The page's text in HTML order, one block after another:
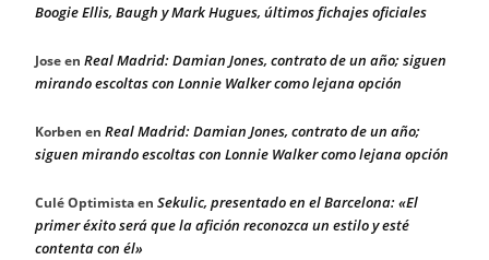
Boogie Ellis, Baugh y Mark Hugues, últimos fichajes oficiales
Joseen Real Madrid: Damian Jones, contrato de un año; siguen
mirando escoltas con Lonnie Walker como lejana opción
Korben en Real Madrid: Damian Jones, contrato de un año;
siguen mirando escoltas con Lonnie Walker como lejana opción
Culé Optimistaen Sekulic, presentado en el Barcelona: «El
primer éxito será que la afición reconozca un estilo y esté
contenta con él»